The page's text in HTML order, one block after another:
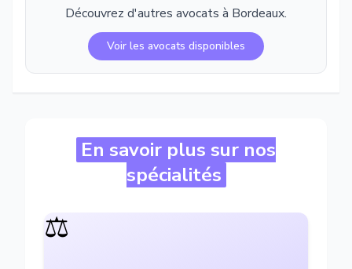
Découvrez d'autres avocats à Bordeaux.
Voir les avocats disponibles
En savoir plus sur nos
spécialités
⚖️